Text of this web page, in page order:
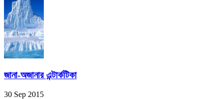
জানা-অজানার এন্টার্কটিকা
30 Sep 2015